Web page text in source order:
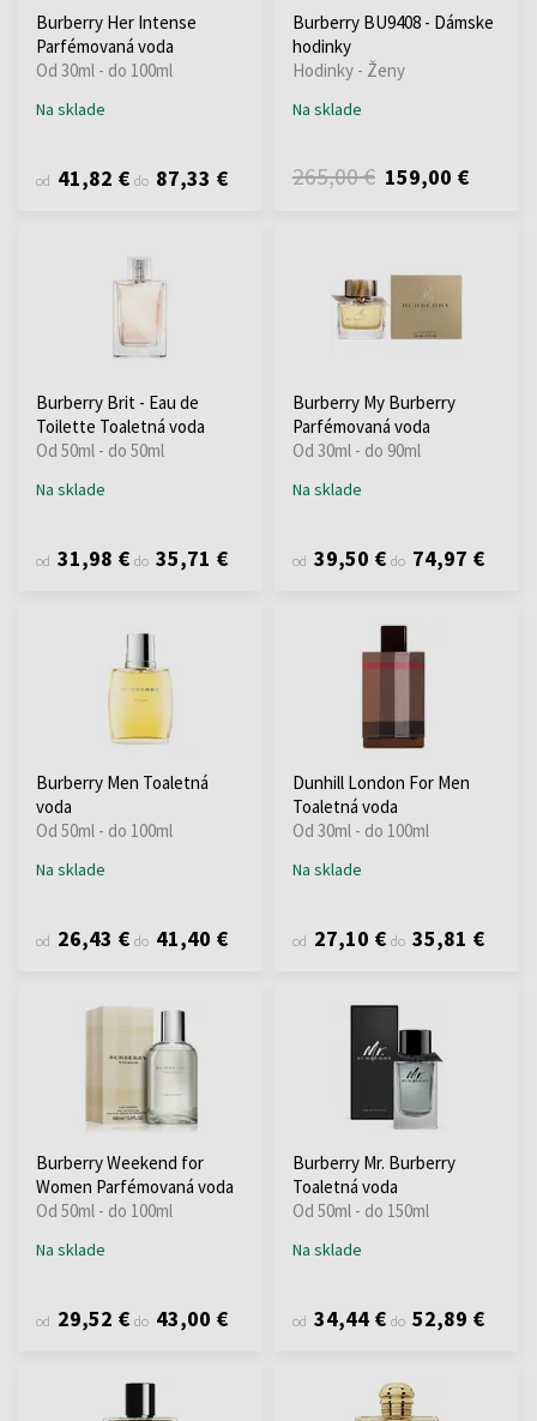
Burberry Her Intense
Parfémovaná voda
Od 30ml - do 100ml
Na sklade
od 41,82 € do 87,33 €
Burberry BU9408 - Dámske
hodinky
Hodinky - Ženy
Na sklade
265,00 € 159,00 €
Burberry Brit - Eau de
Toilette Toaletná voda
Od 50ml - do 50ml
Na sklade
od 31,98 € do 35,71 €
Burberry My Burberry
Parfémovaná voda
Od 30ml - do 90ml
Na sklade
od 39,50 € do 74,97 €
Burberry Men Toaletná
voda
Od 50ml - do 100ml
Na sklade
od 26,43 € do 41,40 €
Dunhill London For Men
Toaletná voda
Od 30ml - do 100ml
Na sklade
od 27,10 € do 35,81 €
Burberry Weekend for
Women Parfémovaná voda
Od 50ml - do 100ml
Na sklade
od 29,52 € do 43,00 €
Burberry Mr. Burberry
Toaletná voda
Od 50ml - do 150ml
Na sklade
od 34,44 € do 52,89 €